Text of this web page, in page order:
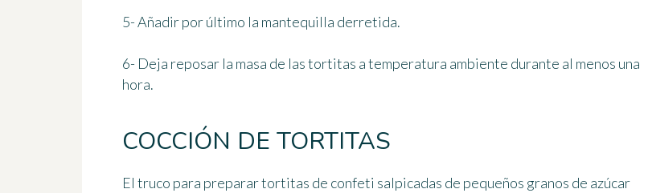
5- Añadir por último la mantequilla derretida.
6- Deja reposar la masa de las tortitas a temperatura ambiente durante al menos una
hora.
COCCIÓN DE TORTITAS
El truco para preparar tortitas de confeti salpicadas de pequeños granos de azúcar